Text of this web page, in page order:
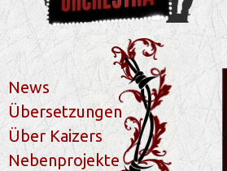
News
Übersetzungen
Über Kaizers
Nebenprojekte